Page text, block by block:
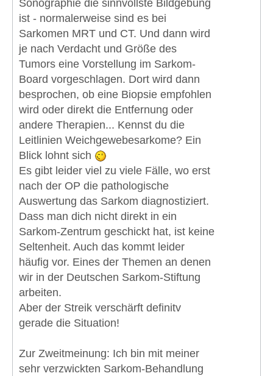
Sonographie die sinnvollste Bildgebung
ist - normalerweise sind es bei
Sarkomen MRT und CT. Und dann wird
je nach Verdacht und Größe des
Tumors eine Vorstellung im Sarkom-
Board vorgeschlagen. Dort wird dann
besprochen, ob eine Biopsie empfohlen
wird oder direkt die Entfernung oder
andere Therapien... Kennst du die
Leitlinien Weichgewebesarkome? Ein
Blick lohnt sich
Es gibt leider viel zu viele Fälle, wo erst
nach der OP die pathologische
Auswertung das Sarkom diagnostiziert.
Dass man dich nicht direkt in ein
Sarkom-Zentrum geschickt hat, ist keine
Seltenheit. Auch das kommt leider
häufig vor. Eines der Themen an denen
wir in der Deutschen Sarkom-Stiftung
arbeiten.
Aber der Streik verschärft definitv
gerade die Situation!
Zur Zweitmeinung: Ich bin mit meiner
sehr verzwickten Sarkom-Behandlung